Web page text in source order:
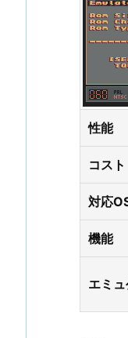
性能
コスト
対応
機能
エミ